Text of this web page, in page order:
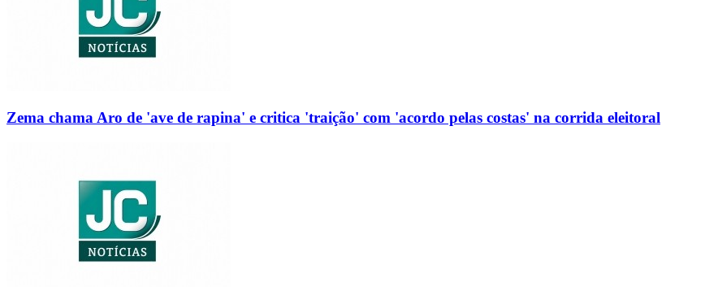
Zema chama Aro de 'ave de rapina' e critica 'traição' com 'acordo pelas costas' na corrida eleitoral